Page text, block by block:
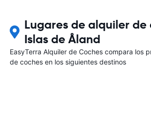
Lugares de alquiler de
Islas de Åland
EasyTerra Alquiler de Coches compara los
de coches en los siguientes destinos